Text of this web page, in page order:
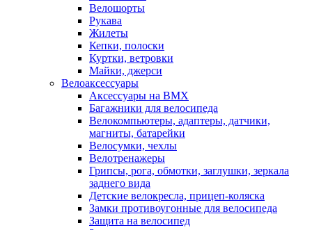
Велошорты
Рукава
Жилеты
Кепки, полоски
Куртки, ветровки
Майки, джерси
Велоаксессуары
Аксессуары на BMX
Багажники для велосипеда
Велокомпьютеры, адаптеры, датчики,
магниты, батарейки
Велосумки, чехлы
Велотренажеры
Грипсы, рога, обмотки, заглушки, зеркала
заднего вида
Детские велокресла, прицеп-коляска
Замки противоугонные для велосипеда
Защита на велосипед